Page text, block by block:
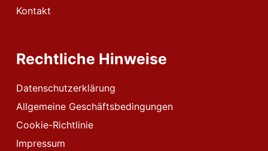
Kontakt
Rechtliche Hinweise
Datenschutzerklärung
Allgemeine Geschäftsbedingungen
Cookie-Richtlinie
Impressum